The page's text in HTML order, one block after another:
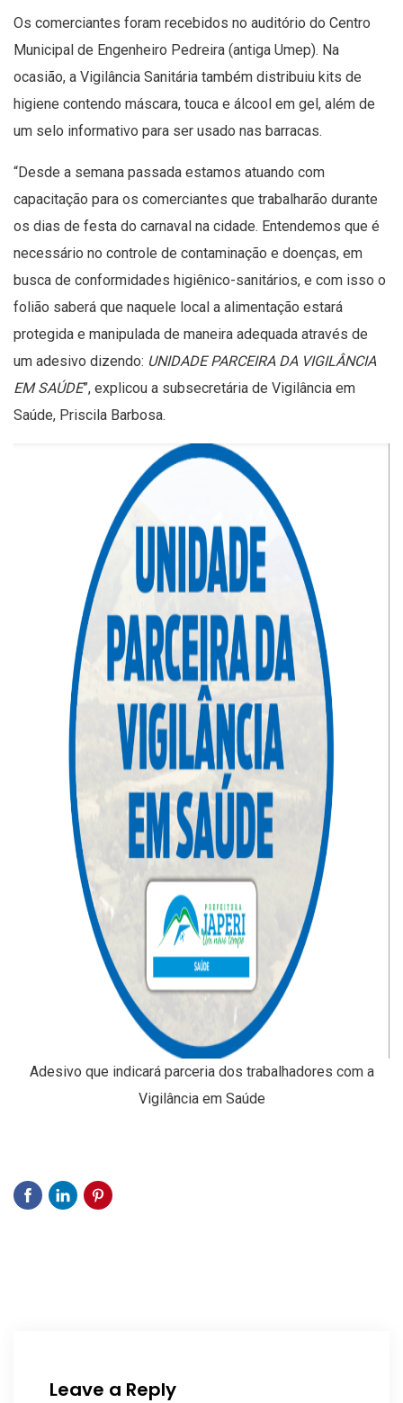
Os comerciantes foram recebidos no auditório do Centro
Municipal de Engenheiro Pedreira (antiga Umep). Na
ocasião, a Vigilância Sanitária também distribuiu kits de
higiene contendo máscara, touca e álcool em gel, além de
um selo informativo para ser usado nas barracas.
“Desde a semana passada estamos atuando com
capacitação para os comerciantes que trabalharão durante
os dias de festa do carnaval na cidade. Entendemos que é
necessário no controle de contaminação e doenças, em
busca de conformidades higiênico-sanitários, e com isso o
folião saberá que naquele local a alimentação estará
protegida e manipulada de maneira adequada através de
um adesivo dizendo: UNIDADE PARCEIRA DA VIGILÂNCIA
EM SAÚDE”, explicou a subsecretária de Vigilância em
Saúde, Priscila Barbosa.
Adesivo que indicará parceria dos trabalhadores com a
Vigilância em Saúde
Leave a Reply